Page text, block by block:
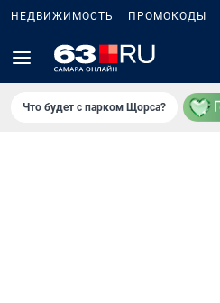
НЕДВИЖИМОСТЬ ПРОМОКОДЫ
Что будет с парком Щорса?